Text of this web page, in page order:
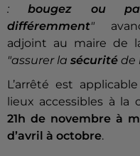
:bougez ou
différemment"
adjoint au maire de
"assurer la sécurité de
L’arrêté est
lieux accessibles à
21h de novembre à
d’avril à octobre.